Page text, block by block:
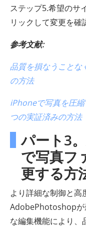
ステップ5.希望のサ
リックして変更を確
参考文献:
品質を損なうことな
の方法
iPhoneで写真を圧
つの実証済みの方法
パート3
で写真フ
更する方
より詳細な制御と高
AdobePhotoshopが
な編集機能により、